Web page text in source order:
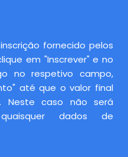
fornecido pelos
em "Inscrever" e no
no respetivo campo,
até que o valor final
Neste caso não será
dados de